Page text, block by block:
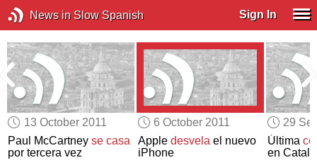
News in Slow Spanish Sign In
13 October 2011
Paul McCartneyse casa
por tercera vez
6 October 2011
Apple desvelael nuevo
iPhone
29
Última
en